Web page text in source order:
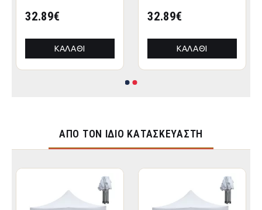
μαύρο 35εκ.
32.89€
ΚΑΛΆΘΙ
χρυσό 35εκ.
32.89€
ΚΑΛΆΘΙ
ΑΠΌ ΤΟΝ ΊΔΙΟ ΚΑΤΑΣΚΕΥΑΣΤΉ